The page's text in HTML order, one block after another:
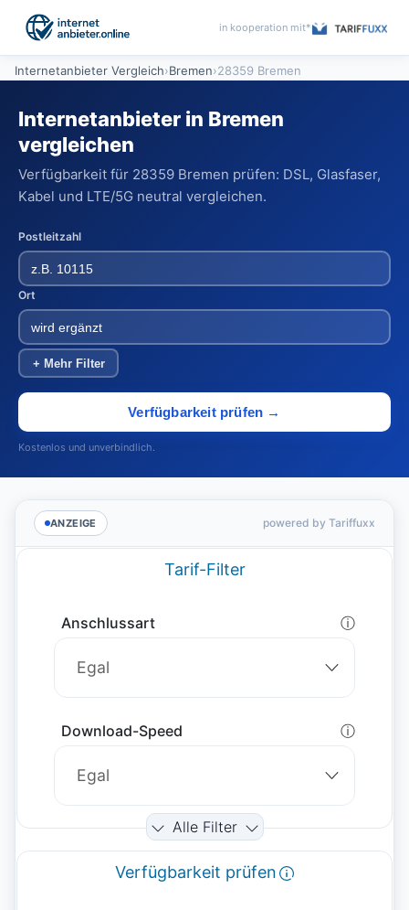
in kooperation mit*
Internetanbieter Vergleich›Bremen›28359 Bremen
Internetanbieter in Bremen
vergleichen
Verfügbarkeit für 28359 Bremen prüfen: DSL, Glasfaser,
Kabel und LTE/5G neutral vergleichen.
Postleitzahl
Ort
+ Mehr Filter
Verfügbarkeit prüfen →
Kostenlos und unverbindlich.
ANZEIGE powered by Tariffuxx